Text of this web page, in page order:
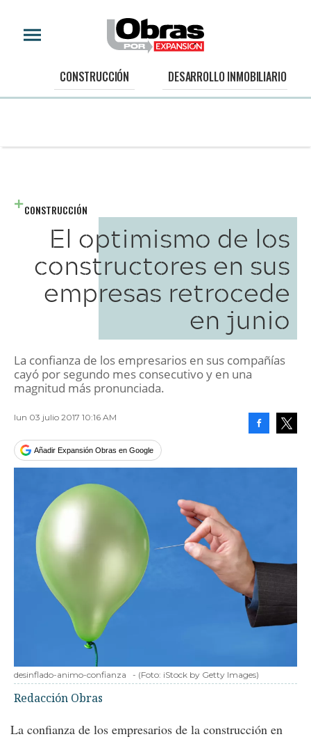
CONSTRUCCIÓN DESARROLLO INMOBILIARIO
CONSTRUCCIÓN
El optimismo de los
constructores en sus
empresas retrocede
en junio
La confianza de los empresarios en sus compañías
cayó por segundo mes consecutivo y en una
magnitud más pronunciada.
lun 03 julio 2017 10:16 AM
Añadir Expansión Obras en Google
desinflado-animo-confianza - (Foto: iStock by Getty Images)
Redacción Obras
La confianza de los empresarios de la construcción en